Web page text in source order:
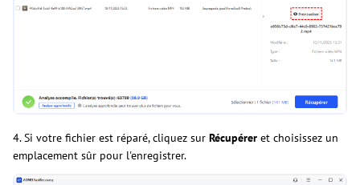
4. Si votre fichier est réparé, cliquez sur Récupérer et choisissez un
emplacement sûr pour l'enregistrer.